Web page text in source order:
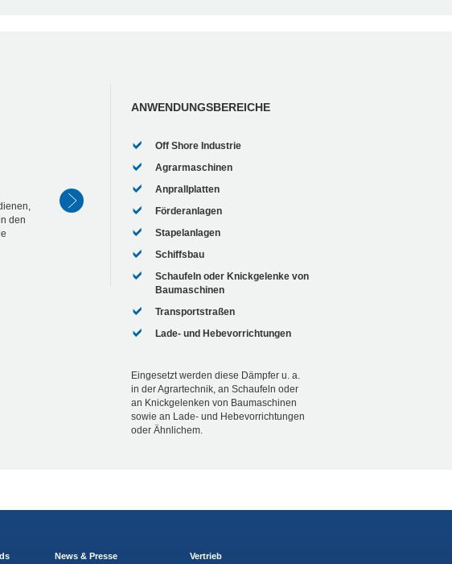
den
ANWENDUNGSBEREICHE
Off Shore Industrie
Agrarmaschinen
Anprallplatten
Förderanlagen
Stapelanlagen
Schiffsbau
Schaufeln oder Knickgelenke von
Baumaschinen
Transportstraßen
Lade- und Hebevorrichtungen
Eingesetzt werden diese Dämpfer u. a.
in der Agrartechnik, an Schaufeln oder
an Knickgelenken von Baumaschinen
sowie an Lade- und Hebevorrichtungen
oder Ähnlichem.
News & Presse Vertrieb